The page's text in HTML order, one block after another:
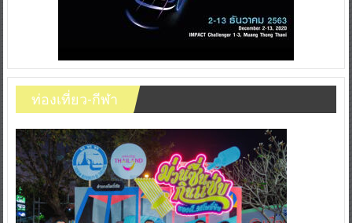
ท่องเที่ยว-กีฬา